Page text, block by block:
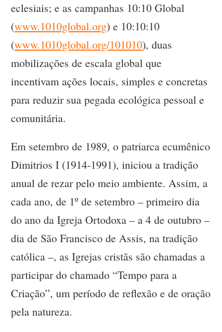
eclesiais; e as campanhas 10:10 Global
(www.1010global.org) e 10:10:10
(www.1010global.org/101010), duas
mobilizações de escala global que
incentivam ações locais, simples e concretas
para reduzir sua pegada ecológica pessoal e
comunitária.
Em setembro de 1989, o patriarca ecumênico
Dimitrios I (1914-1991), iniciou a tradição
anual de rezar pelo meio ambiente. Assim, a
cada ano, de 1º de setembro – primeiro dia
do ano da Igreja Ortodoxa – a 4 de outubro –
dia de São Francisco de Assis, na tradição
católica –, as Igrejas cristãs são chamadas a
participar do chamado “Tempo para a
Criação”, um período de reflexão e de oração
pela natureza.